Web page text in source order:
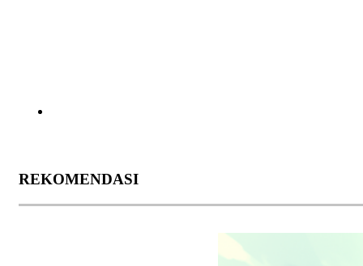
REKOMENDASI